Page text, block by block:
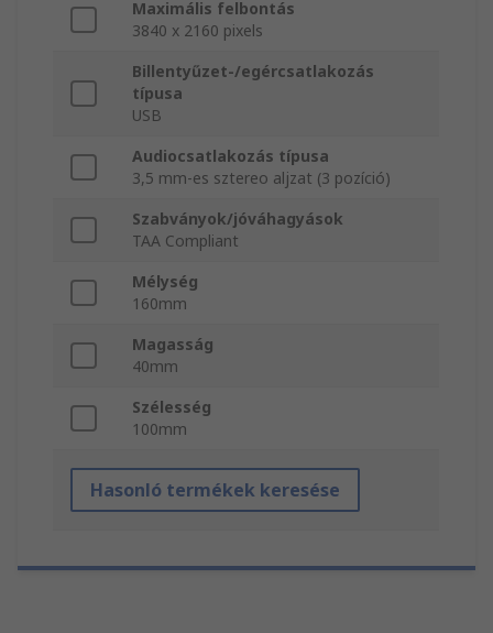
Maximális felbontás
3840 x 2160 pixels
Billentyűzet-/egércsatlakozás
típusa
USB
Audiocsatlakozás típusa
3,5 mm-es sztereo aljzat (3 pozíció)
Szabványok/jóváhagyások
TAA Compliant
Mélység
160mm
Magasság
40mm
Szélesség
100mm
Hasonló termékek keresése